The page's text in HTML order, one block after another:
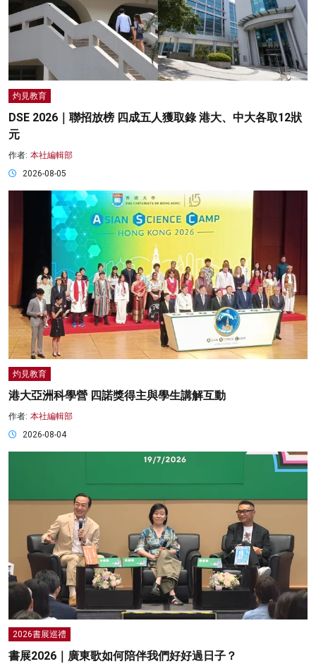
灼見教育
DSE 2026｜聯招放榜 四成五人獲取錄 港大、中大各取12狀
元
作者: 本社編輯部
2026-08-05
灼見教育
港大亞洲科學營 四諾獎得主與學生講解互動
作者: 本社編輯部
2026-08-04
2026書展巡禮
書展2026｜廣東歌如何陪伴我們好好過日子？